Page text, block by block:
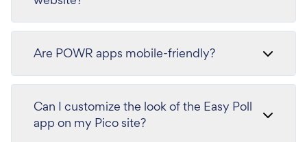
Are POWR apps mobile-friendly?
Can I customize the look of the Easy Poll
app on my Pico site?